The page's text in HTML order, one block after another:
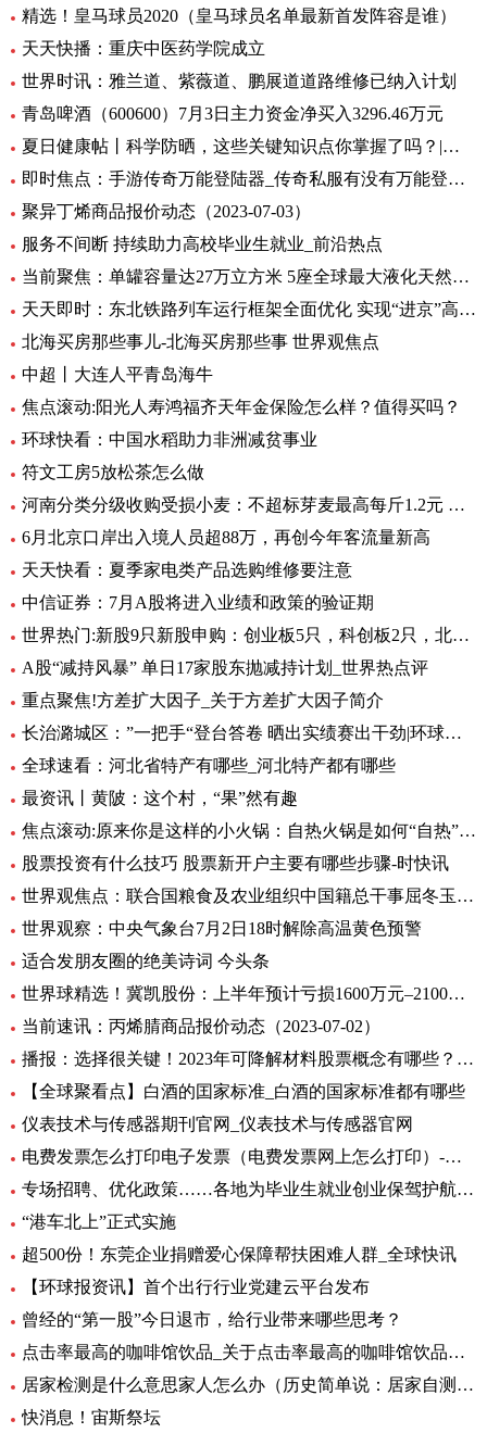
精选！皇马球员2020（皇马球员名单最新首发阵容是谁）
天天快播：重庆中医药学院成立
世界时讯：雅兰道、紫薇道、鹏展道道路维修已纳入计划
青岛啤酒（600600）7月3日主力资金净买入3296.46万元
夏日健康帖丨科学防晒，这些关键知识点你掌握了吗？|世界观察
即时焦点：手游传奇万能登陆器_传奇私服有没有万能登录器
聚异丁烯商品报价动态（2023-07-03）
服务不间断 持续助力高校毕业生就业_前沿热点
当前聚焦：单罐容量达27万立方米 5座全球最大液化天然气储罐主体结构完工
天天即时：东北铁路列车运行框架全面优化 实现“进京”高铁“公交化”
北海买房那些事儿-北海买房那些事 世界观焦点
中超丨大连人平青岛海牛
焦点滚动:阳光人寿鸿福齐天年金保险怎么样？值得买吗？
环球快看：中国水稻助力非洲减贫事业
符文工房5放松茶怎么做
河南分类分级收购受损小麦：不超标芽麦最高每斤1.2元 全球最资讯
6月北京口岸出入境人员超88万，再创今年客流量新高
天天快看：夏季家电类产品选购维修要注意
中信证券：7月A股将进入业绩和政策的验证期
世界热门:新股9只新股申购：创业板5只，科创板2只，北交所2只
A股“减持风暴” 单日17家股东抛减持计划_世界热点评
重点聚焦!方差扩大因子_关于方差扩大因子简介
长治潞城区：”一把手“登台答卷 晒出实绩赛出干劲|环球视点
全球速看：河北省特产有哪些_河北特产都有哪些
最资讯丨黄陂：这个村，“果”然有趣
焦点滚动:原来你是这样的小火锅：自热火锅是如何“自热”的？
股票投资有什么技巧 股票新开户主要有哪些步骤-时快讯
世界观焦点：联合国粮食及农业组织中国籍总干事屈冬玉2日在新任总干事选举中成功胜选连任
世界观察：中央气象台7月2日18时解除高温黄色预警
适合发朋友圈的绝美诗词 今头条
世界球精选！冀凯股份：上半年预计亏损1600万元–2100万元
当前速讯：丙烯腈商品报价动态（2023-07-02）
播报：选择很关键！2023年可降解材料股票概念有哪些？（7月2日）
【全球聚看点】白酒的囯家标准_白酒的国家标准都有哪些
仪表技术与传感器期刊官网_仪表技术与传感器官网
电费发票怎么打印电子发票（电费发票网上怎么打印）-环球报资讯
专场招聘、优化政策……各地为毕业生就业创业保驾护航 环球观天下
“港车北上”正式实施
超500份！东莞企业捐赠爱心保障帮扶困难人群_全球快讯
【环球报资讯】首个出行行业党建云平台发布
曾经的“第一股”今日退市，给行业带来哪些思考？
点击率最高的咖啡馆饮品_关于点击率最高的咖啡馆饮品介绍
居家检测是什么意思家人怎么办（历史简单说：居家自测阳性怎么办专家解答） 全球快资讯
快消息！宙斯祭坛